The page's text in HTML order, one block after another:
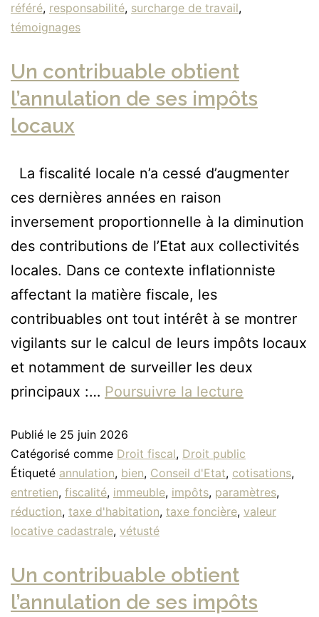
référé, responsabilité, surcharge de travail,
témoignages
Un contribuable obtient
l’annulation de ses impôts
locaux
La fiscalité locale n’a cessé d’augmenter
ces dernières années en raison
inversement proportionnelle à la diminution
des contributions de l’Etat aux collectivités
locales. Dans ce contexte inflationniste
affectant la matière fiscale, les
contribuables ont tout intérêt à se montrer
vigilants sur le calcul de leurs impôts locaux
et notamment de surveiller les deux
principaux :… Poursuivre la lecture
Publié le 25 juin 2026
Catégorisé comme Droit fiscal, Droit public
Étiqueté annulation, bien, Conseil d'Etat, cotisations,
entretien, fiscalité, immeuble, impôts, paramètres,
réduction, taxe d'habitation, taxe foncière, valeur
locative cadastrale, vétusté
Un contribuable obtient
l’annulation de ses impôts